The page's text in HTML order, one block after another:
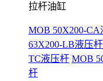
拉杆油缸
MOB 50X200-CA
63X200-LB液压杆
TC液压杆 MOB
杆